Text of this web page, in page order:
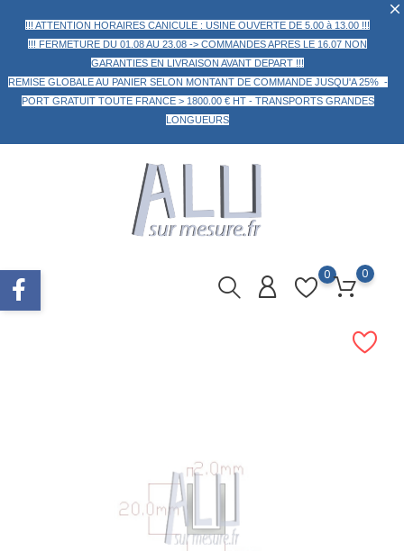
!!! ATTENTION HORAIRES CANICULE : USINE OUVERTE DE 5.00 à 13.00 !!!
!!! FERMETURE DU 01.08 AU 23.08 -> COMMANDES APRES LE 16.07 NON
GARANTIES EN LIVRAISON AVANT DEPART !!!
REMISE GLOBALE AU PANIER SELON MONTANT DE COMMANDE JUSQU'A 25% -
PORT GRATUIT TOUTE FRANCE > 1800.00 € HT - TRANSPORTS GRANDES
LONGUEURS
0 0